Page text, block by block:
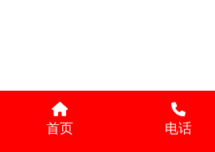
首页 电话